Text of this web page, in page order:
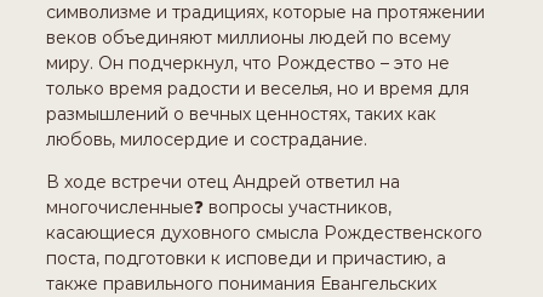
символизме и традициях, которые на протяжении
веков объединяют миллионы людей по всему
миру. Он подчеркнул, что Рождество – это не
только время радости и веселья, но и время для
размышлений о вечных ценностях, таких как
любовь, милосердие и сострадание.
В ходе встречи отец Андрей ответил на
многочисленные❓ вопросы участников,
касающиеся духовного смысла Рождественского
поста, подготовки к исповеди и причастию, а
также правильного понимания Евангельских